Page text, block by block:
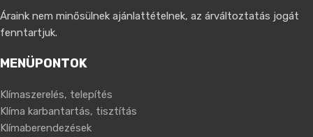
Áraink nem minősülnek ajánlattételnek, az árváltoztatás jogát
fenntartjuk.
MENÜPONTOK
Klímaszerelés, telepítés
Klíma karbantartás, tisztítás
Klímaberendezések